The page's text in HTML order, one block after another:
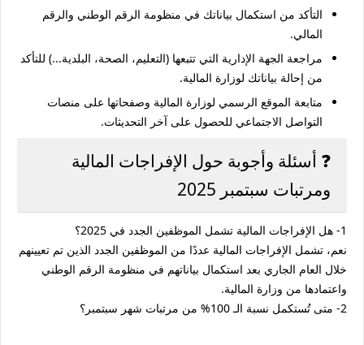
التأكد من استكمال بياناتك في منظومة الرقم الوطني والرقم
المالي.
مراجعة الجهة الإدارية التي تتبعها (التعليم، الصحة، البلدية...) للتأكد
من إحالة بياناتك لوزارة المالية.
متابعة الموقع الرسمي لوزارة المالية وصفحاتها على منصات
التواصل الاجتماعي للحصول على آخر التحديثات.
❓ أسئلة وأجوبة حول الإفراجات المالية
ومرتبات سبتمبر 2025
1- هل الإفراجات المالية تشمل الموظفين الجدد في 2025؟
نعم، تشمل الإفراجات المالية عددًا من الموظفين الجدد الذين تم تعيينهم
خلال العام الجاري بعد استكمال بياناتهم في منظومة الرقم الوطني
واعتمادها من وزارة المالية.
2- متى تُستكمل نسبة الـ 100% من مرتبات شهر سبتمبر؟